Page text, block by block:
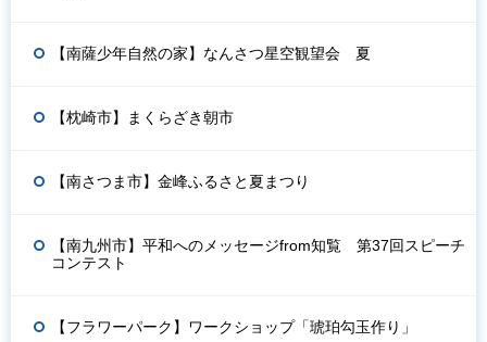
【南薩少年自然の家】なんさつ星空観望会 夏
【枕崎市】まくらざき朝市
【南さつま市】金峰ふるさと夏まつり
【南九州市】平和へのメッセージfrom知覧 第37回スピーチ
コンテスト
【フラワーパーク】ワークショップ「琥珀勾玉作り」